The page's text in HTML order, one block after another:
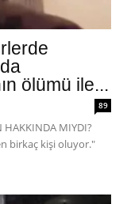
ölümü ile...
89
HAKKINDA MIYDI?
birkaç kişi oluyor."